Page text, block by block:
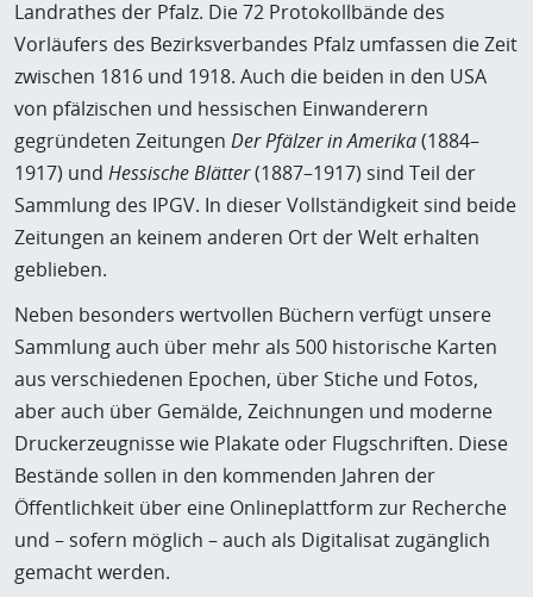
Landrathes der Pfalz. Die 72 Protokollbände des
Vorläufers des Bezirksverbandes Pfalz umfassen die Zeit
zwischen 1816 und 1918. Auch die beiden in den USA
von pfälzischen und hessischen Einwanderern
gegründeten Zeitungen Der Pfälzer in Amerika(1884–
1917) und Hessische Blätter(1887–1917) sind Teil der
Sammlung des IPGV. In dieser Vollständigkeit sind beide
Zeitungen an keinem anderen Ort der Welt erhalten
geblieben.
Neben besonders wertvollen Büchern verfügt unsere
Sammlung auch über mehr als 500 historische Karten
aus verschiedenen Epochen, über Stiche und Fotos,
aber auch über Gemälde, Zeichnungen und moderne
Druckerzeugnisse wie Plakate oder Flugschriften. Diese
Bestände sollen in den kommenden Jahren der
Öffentlichkeit über eine Onlineplattform zur Recherche
und – sofern möglich – auch als Digitalisat zugänglich
gemacht werden.